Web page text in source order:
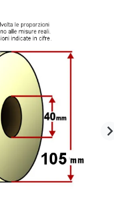
keyboard_arrow_right